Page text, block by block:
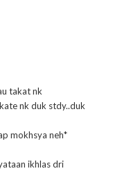
takat nk
nk duk stdy..duk
mokhsya neh*
ikhlas dri